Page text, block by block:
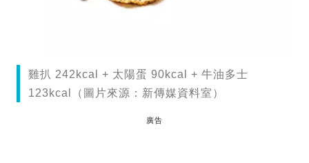
雞扒 242kcal + 太陽蛋 90kcal + 牛油多士
123kcal（圖片來源：新傳媒資料室）
廣告